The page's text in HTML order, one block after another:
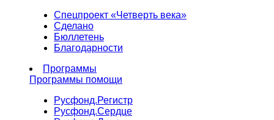
Спецпроект «Четверть века»
Сделано
Бюллетень
Благодарности
Программы
Программы помощи
Русфонд.Регистр
Русфонд.Сердце